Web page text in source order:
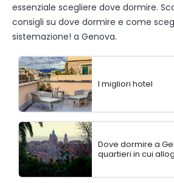
essenziale scegliere dove dormire.
consigli su dove dormire e come
sistemazione! a Genova.
I migliori hotel
Dove dormire a
quartieri in cui